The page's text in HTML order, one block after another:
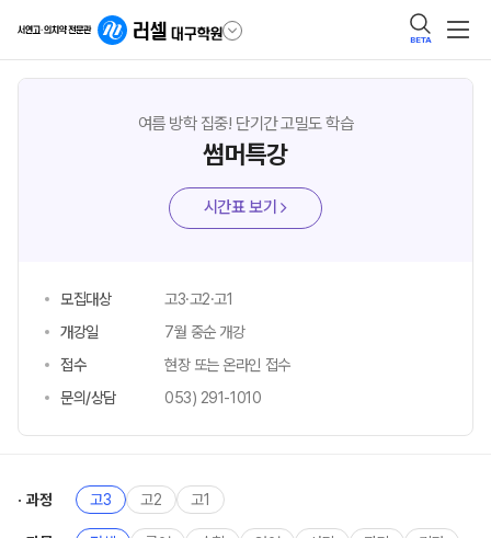
BETA
여름 방학 집중! 단기간 고밀도 학습
썸머특강
시간표 보기
모집대상
고3·고2·고1
개강일
7월 중순 개강
접수
현장 또는 온라인 접수
문의/상담
053) 291-1010
과정 고3 고2 고1